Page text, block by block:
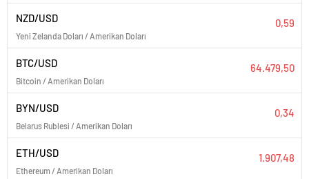
NZD/USD
Yeni Zelanda Doları / Amerikan Doları
0,59
BTC/USD
Bitcoin / Amerikan Doları
64.479,50
BYN/USD
Belarus Rublesi / Amerikan Doları
0,34
ETH/USD
Ethereum / Amerikan Doları
1.907,48